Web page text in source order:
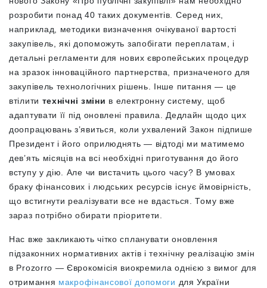
розробити понад 40 таких документів. Серед них,
наприклад, методики визначення очікуваної вартості
закупівель, які допоможуть запобігати переплатам, і
детальні регламенти для нових європейських процедур
на зразок інноваційного партнерства, призначеного для
закупівель технологічних рішень. Інше питання — це
втілити технічні зміни в електронну систему, щоб
адаптувати її під оновлені правила. Дедлайн щодо цих
доопрацювань з’явиться, коли ухвалений Закон підпише
Президент і його оприлюднять — відтоді ми матимемо
дев’ять місяців на всі необхідні приготування до його
вступу у дію. Але чи вистачить цього часу? В умовах
браку фінансових і людських ресурсів існує ймовірність,
що встигнути реалізувати все не вдасться. Тому вже
зараз потрібно обирати пріоритети.
Нас вже закликають чітко спланувати оновлення
підзаконних нормативних актів і технічну реалізацію змін
в Prozorro — Єврокомісія виокремила однією з вимог для
отримання макрофінансової допомоги для України